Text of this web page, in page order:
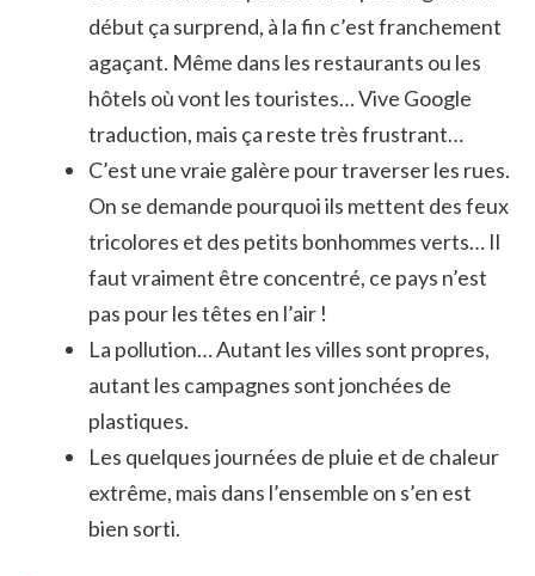
début ça surprend, à la fin c’est franchement
agaçant. Même dans les restaurants ou les
hôtels où vont les touristes… Vive Google
traduction, mais ça reste très frustrant…
C’est une vraie galère pour traverser les rues.
On se demande pourquoi ils mettent des feux
tricolores et des petits bonhommes verts… Il
faut vraiment être concentré, ce pays n’est
pas pour les têtes en l’air !
La pollution… Autant les villes sont propres,
autant les campagnes sont jonchées de
plastiques.
Les quelques journées de pluie et de chaleur
extrême, mais dans l’ensemble on s’en est
bien sorti.